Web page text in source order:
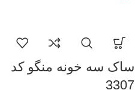
ساک سه خونه منگو کد
3307